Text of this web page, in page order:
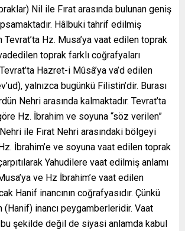
Nil ile Fırat arasında bulunan geniş
Hâlbuki tahrif edilmiş
Tevrat’ta Hz. Musa’ya vaat edilen toprak
toprak farklı coğrafyaları
Hazret-i Mûsâ’ya va’d edilen
yalnızca bugünkü Filistin’dir. Burası
Nehri arasında kalmaktadır. Tevrat’ta
Hz. İbrahim ve soyuna “söz verilen”
ile Fırat Nehri arasındaki bölgeyi
İbrahim’e ve soyuna vaat edilen toprak
Yahudilere vaat edilmiş anlamı
ve Hz İbrahim’e vaat edilen
Hanif inancının coğrafyasıdır. Çünkü
inancı peygamberleridir. Vaat
şekilde değil de siyasi anlamda kabul